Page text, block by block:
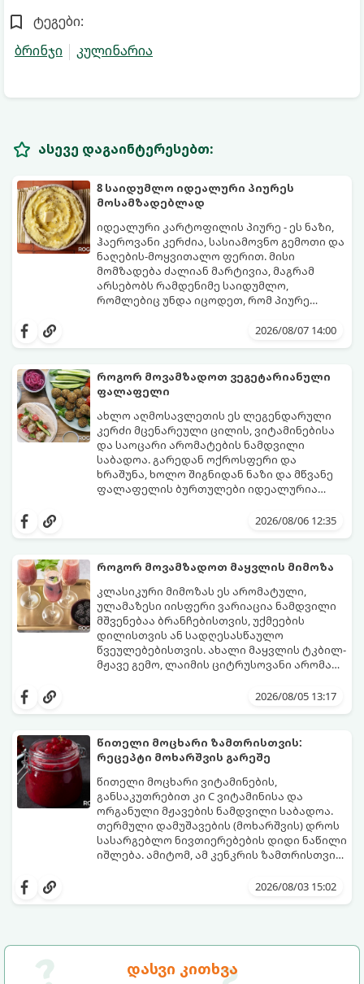
დასვი კითხვა
ტეგები:
ბრინჯი
კულინარია
ასევე დაგაინტერესებთ:
8 საიდუმლო იდეალური პიურეს
მოსამზადებლად
იდეალური კარტოფილის პიურე - ეს ნაზი,
ჰაეროვანი კერძია, სასიამოვნო გემოთი და
ნაღების-მოყვითალო ფერით. მისი
მომზადება ძალიან მარტივია, მაგრამ
არსებობს რამდენიმე საიდუმლო,
რომლებიც უნდა იცოდეთ, რომ პიურე
2026/08/07 14:00
როგორ მოვამზადოთ ვეგეტარიანული
ფალაფელი
ახლო აღმოსავლეთის ეს ლეგენდარული
კერძი მცენარეული ცილის, ვიტამინებისა
და საოცარი არომატების ნამდვილი
საბადოა. გარედან ოქროსფერი და
ხრაშუნა, ხოლო შიგნიდან ნაზი და მწვანე
ფალაფელის ბურთულები იდეალურია
სალათებთან ერთად ან ტახინის (სესამის)
მდგომარეობს, რომ გამოიყენება
შეწვისას ფორმა იდეალურად შეინარჩუნოს
და არ დაიშალოს.
მომზადების დრო: 20 წუთი (დამატებით
მუხუდოს ჩალბობის დრო: 12-24 საათი)
შეწვის დრო: 10–15 წუთი ულუფა: 20–24 ცალი
ბურთულა (4–6 პორცია)
2026/08/06 12:35
როგორ მოვამზადოთ მაყვლის მიმოზა
კლასიკური მიმოზას ეს არომატული,
ულამაზესი იისფერი ვარიაცია ნამდვილი
მშვენებაა ბრანჩებისთვის, უქმეების
დილისთვის ან სადღესასწაულო
წვეულებებისთვის. ახალი მაყვლის ტკბილ-
მჟავე გემო, ლაიმის ციტრუსოვანი არომატი
საოცრად დახვეწილ და მაგრილებელ
და მის მომზადებას მინიმალური
პორცია
2026/08/05 13:17
წითელი მოცხარი ზამთრისთვის:
რეცეპტი მოხარშვის გარეშე
წითელი მოცხარი ვიტამინების,
განსაკუთრებით კი C ვიტამინისა და
ორგანული მჟავების ნამდვილი საბადოა.
თერმული დამუშავების (მოხარშვის) დროს
სასარგებლო ნივთიერებების დიდი ნაწილი
იშლება. ამიტომ, ამ კენკრის ზამთრისთვის
მომზადებაა - მოხარშვის გარეშე.
ბუნებრივ, კაშკაშა გემოს, არომატს და
2026/08/03 15:02